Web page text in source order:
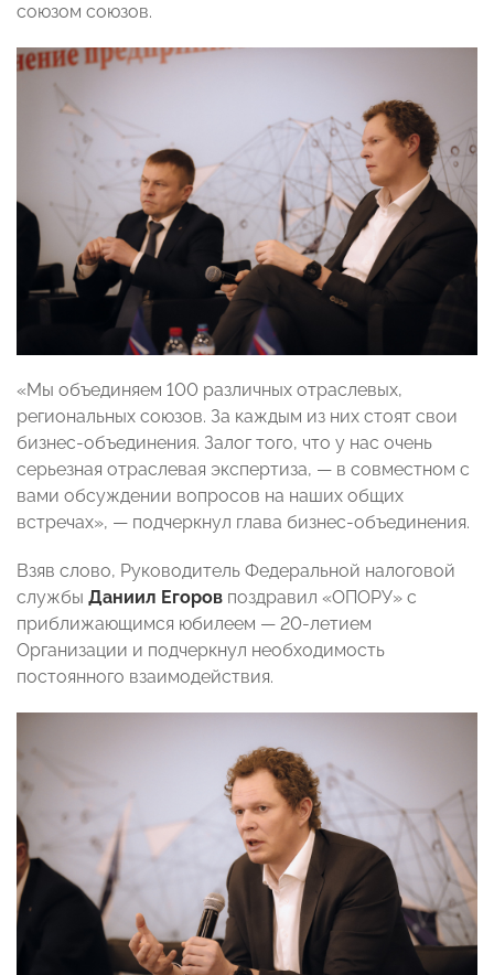
союзом союзов.
«Мы объединяем 100 различных отраслевых,
региональных союзов. За каждым из них стоят свои
бизнес-объединения. Залог того, что у нас очень
серьезная отраслевая экспертиза, — в совместном с
вами обсуждении вопросов на наших общих
встречах», — подчеркнул глава бизнес-объединения.
Взяв слово, Руководитель Федеральной налоговой
службы Даниил Егоров поздравил «ОПОРУ» с
приближающимся юбилеем — 20-летием
Организации и подчеркнул необходимость
постоянного взаимодействия.